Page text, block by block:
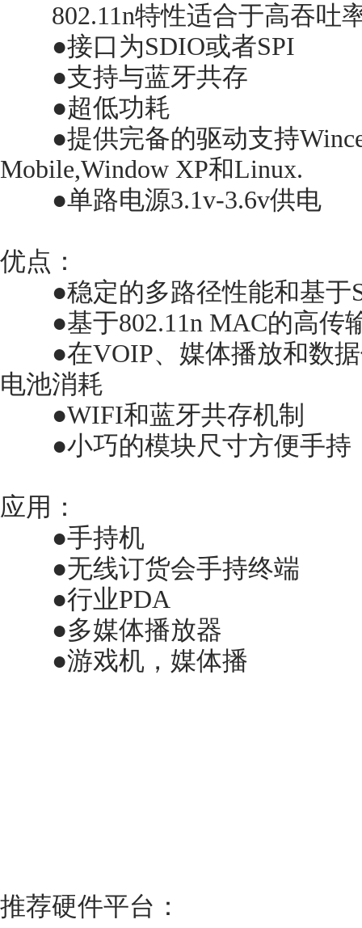
802.11n特性适合于高吞吐
●接口为SDIO或者SPI
●支持与蓝牙共存
●超低功耗
●提供完备的驱动支持Wince
Mobile,Window XP和Linux.
●单路电源3.1v-3.6v供电
优点：
●稳定的多路径性能和基于
●基于802.11n MAC的高传
●在VOIP、媒体播放和数据
电池消耗
●WIFI和蓝牙共存机制
●小巧的模块尺寸方便手持
应用：
●手持机
●无线订货会手持终端
●行业PDA
●多媒体播放器
●游戏机，媒体播
推荐硬件平台：